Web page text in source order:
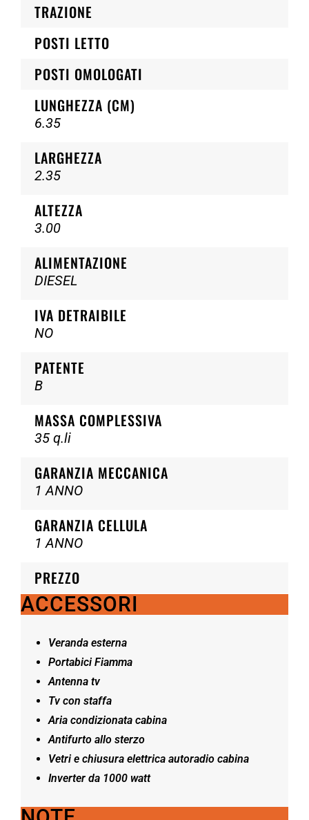
TRAZIONE
POSTI LETTO
POSTI OMOLOGATI
LUNGHEZZA (CM)
6.35
LARGHEZZA
2.35
ALTEZZA
3.00
ALIMENTAZIONE
DIESEL
IVA DETRAIBILE
NO
PATENTE
B
MASSA COMPLESSIVA
35 q.li
GARANZIA MECCANICA
1 ANNO
GARANZIA CELLULA
1 ANNO
PREZZO
ACCESSORI
Veranda esterna
Portabici Fiamma
Antenna tv
Tv con staffa
Aria condizionata cabina
Antifurto allo sterzo
Vetri e chiusura elettrica autoradio cabina
Inverter da 1000 watt